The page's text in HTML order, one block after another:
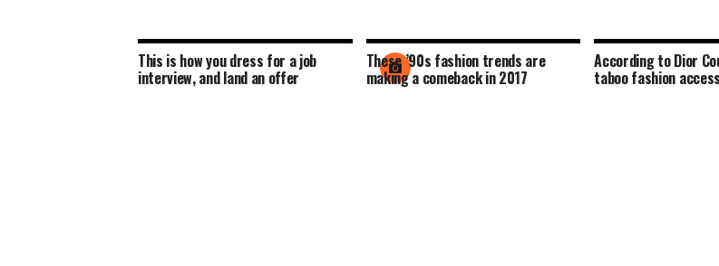
This is how you dress for a job
interview, and land an offer
These ’90s fashion trends are
making a comeback in 2017
According to Dior
taboo fashion